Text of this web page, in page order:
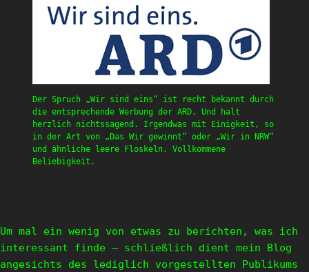
Der Spruch „Wir sind eins“ ist recht bekannt durch
die entsprechende Werbung der ARD. Und halt
herzlich nichtssagend. Irgendwas mit Einigkeit, so
in der Art von „Das Wir gewinnt“ oder „Wir in NRW“
und ähnliche leere Floskeln. Vollkommene
Beliebigkeit.
Um mal ein wenig von etwas zu berichten, was ich
interessant finde – schließlich dient mein Blog
angesichts des lediglich vorgestellten Publikums